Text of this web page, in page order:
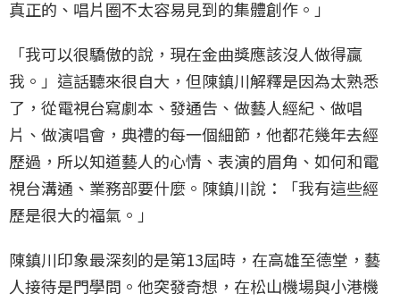
真正的、唱片圈不太容易見到的集體創作。」
「我可以很驕傲的說，現在金曲獎應該沒人做得贏
我。」這話聽來很自大，但陳鎮川解釋是因為太熟悉
了，從電視台寫劇本、發通告、做藝人經紀、做唱
片、做演唱會，典禮的每一個細節，他都花幾年去經
歷過，所以知道藝人的心情、表演的眉角、如何和電
視台溝通、業務部要什麼。陳鎮川說：「我有這些經
歷是很大的福氣。」
陳鎮川印象最深刻的是第13屆時，在高雄至德堂，藝
人接待是門學問。他突發奇想，在松山機場與小港機